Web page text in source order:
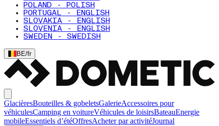
POLAND - POLISH
PORTUGAL - ENGLISH
SLOVAKIA - ENGLISH
SLOVENIA - ENGLISH
SWEDEN - SWEDISH
BE/fr
GlacièresBouteilles & gobeletsGalerieAccessoires pour
véhiculesCamping en voitureVéhicules de loisirsBateauEnergie
mobileEssentiels d’étéOffresAcheter par activitéJournal